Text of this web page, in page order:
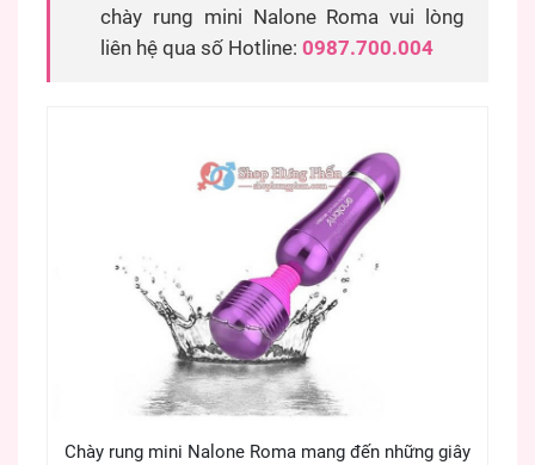
chày rung mini Nalone Roma vui lòng
liên hệ qua số Hotline: 0987.700.004
Chày rung mini Nalone Roma mang đến những giây